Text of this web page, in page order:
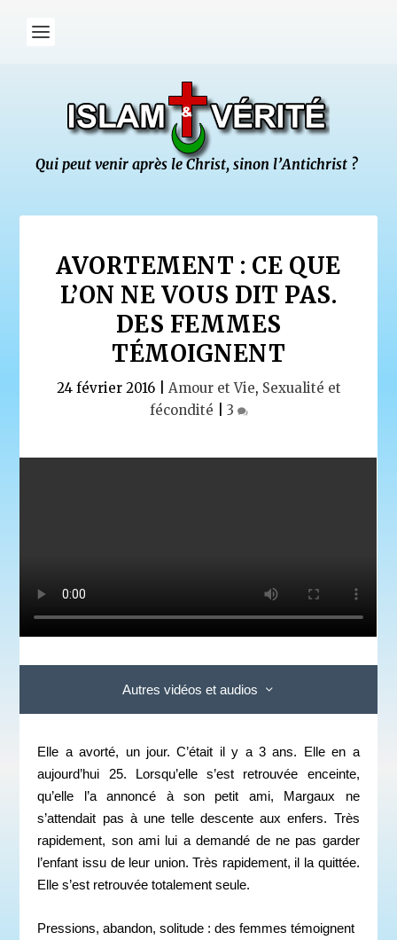
AVORTEMENT : CE QUE
L’ON NE VOUS DIT PAS.
DES FEMMES
TÉMOIGNENT
24 février 2016| Amour et Vie, Sexualité et
fécondité
3
Autres vidéos et audios
Elle a avorté, un jour. C’était il y a 3 ans. Elle en a
aujourd’hui 25. Lorsqu’elle s’est retrouvée enceinte,
qu’elle l’a annoncé à son petit ami, Margaux ne
s’attendait pas à une telle descente aux enfers. Très
rapidement, son ami lui a demandé de ne pas garder
l’enfant issu de leur union. Très rapidement, il la quittée.
Elle s’est retrouvée totalement seule.
Pressions, abandon, solitude : des femmes témoignent